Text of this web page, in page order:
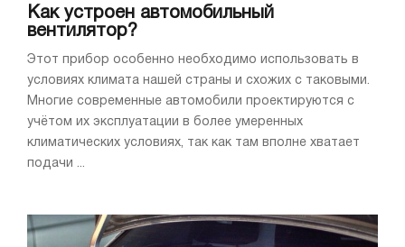
Как устроен автомобильный
вентилятор?
Этот прибор особенно необходимо использовать в
условиях климата нашей страны и схожих с таковыми.
Многие современные автомобили проектируются с
учётом их эксплуатации в более умеренных
климатических условиях, так как там вполне хватает
подачи ...